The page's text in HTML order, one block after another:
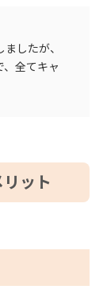
したが、
全てキャ
ット